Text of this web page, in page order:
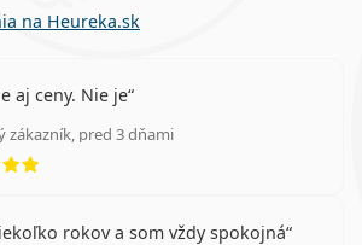
na Heureka.sk
aj ceny. Nie je
zákazník, pred 3 dňami
hodnotenie 5 z 5
rokov a som vždy spokojná